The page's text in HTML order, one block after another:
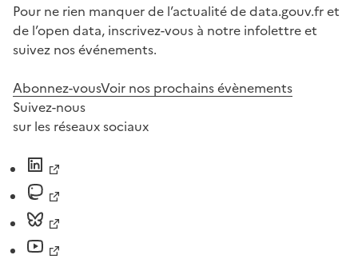
Pour ne rien manquer de l’actualité de data.gouv.fr et
de l’open data, inscrivez-vous à notre infolettre et
suivez nos événements.
Abonnez-vousVoir nos prochains évènements
Suivez-nous
sur les réseaux sociaux